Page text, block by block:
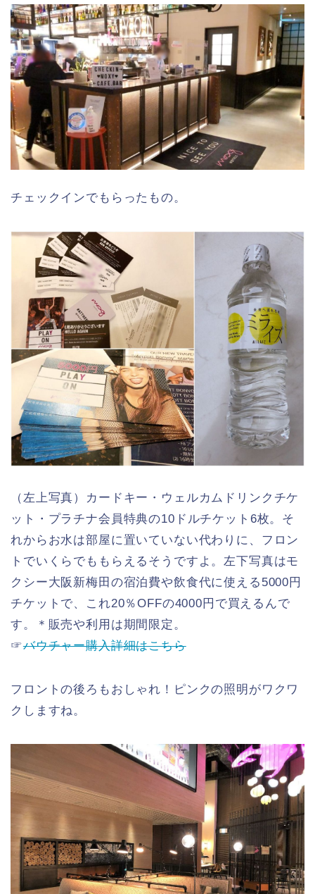
チェックインでもらったもの。
（左上写真）カードキー・ウェルカムドリンクチケ
ット・プラチナ会員特典の10ドルチケット6枚。そ
れからお水は部屋に置いていない代わりに、フロン
トでいくらでももらえるそうですよ。左下写真はモ
クシー大阪新梅田の宿泊費や飲食代に使える5000円
チケットで、これ20％OFFの4000円で買えるんで
す。＊販売や利用は期間限定。
☞バウチャー購入詳細はこちら
フロントの後ろもおしゃれ！ピンクの照明がワクワ
クしますね。